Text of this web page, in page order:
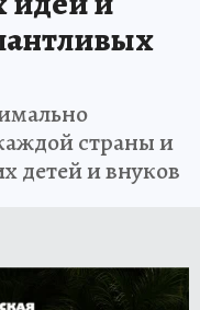
страны и
детей и внуков